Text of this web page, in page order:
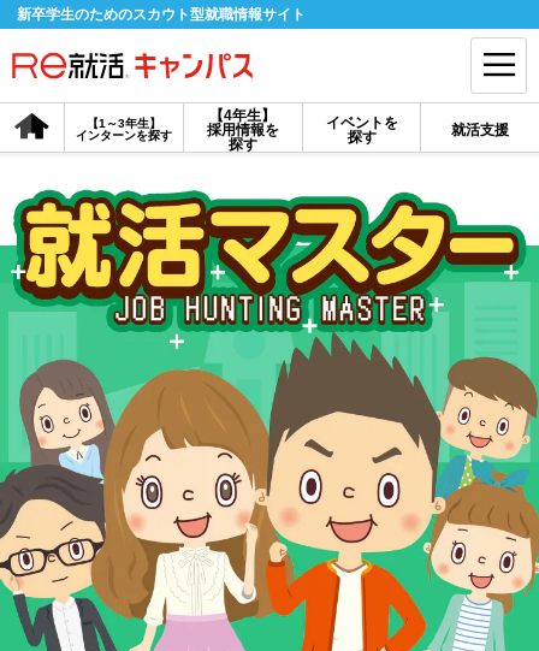
新卒学生のためのスカウト型就職情報サイト
【4年生】
採用情報を
探す
【1～3年生】
インターンを探す
イベントを
探す
就活支援
会員登録 ログイン
会員ID・パスワードを忘れた方はこちら
探す
採用情報を探す
【4年生】
説明会を探す
インターンを探す
イベントを探す スカウト お知らせ
就活ノウハウ・サポート
就活支援
就活ノウハウが満載！
就活コラム
お役立ち記事・相談室など